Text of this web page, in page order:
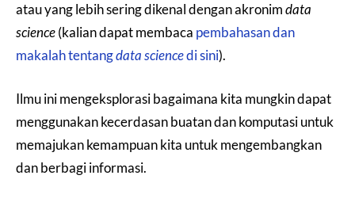
atau yang lebih sering dikenal dengan akronimdata
science(kalian dapat membaca pembahasan dan
makalah tentangdata sciencedi sini).
Ilmu ini mengeksplorasi bagaimana kita mungkin dapat
menggunakan kecerdasan buatan dan komputasi untuk
memajukan kemampuan kita untuk mengembangkan
dan berbagi informasi.